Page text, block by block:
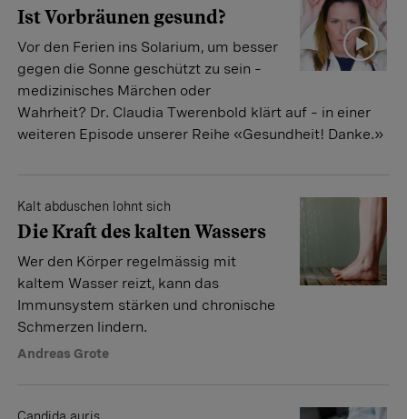
Ist Vorbräunen gesund?
Vor den Ferien ins Solarium, um besser
gegen die Sonne geschützt zu sein –
medizinisches Märchen oder
Wahrheit? Dr. Claudia Twerenbold klärt auf – in einer
weiteren Episode unserer Reihe «Gesundheit! Danke.»
Kalt abduschen lohnt sich
Die Kraft des kalten Wassers
Wer den Körper regelmässig mit
kaltem Wasser reizt, kann das
Immunsystem stärken und chronische
Schmerzen lindern.
Andreas Grote